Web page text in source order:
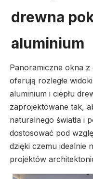
drewna
aluminium
Panoramiczne okna
oferują rozległe
aluminium i ciepłu
zaprojektowane tak,
naturalnego światła i
dostosować pod
dzięki czemu idealnie
projektów